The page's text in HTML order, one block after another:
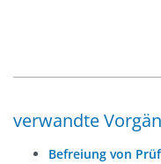
verwandte
Befreiung von